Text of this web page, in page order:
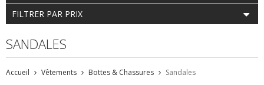
FILTRER PAR PRIX
SANDALES
Accueil Vêtements Bottes & Chassures Sandales